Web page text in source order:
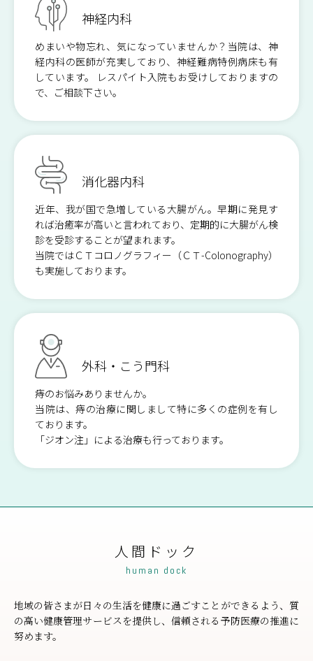
眼 科
放射線科 産婦人科
心療科
耳鼻咽喉科
訪問診療のご案内 薬剤部
診療放射線科 臨床検査科
臨床工学科 視能訓練科
リハビリテーション科
看護部
感染対策室
入院のご案内
医療相談 検査のご案内
人工透析のご案内
救急医療への取り組み
神経内科
めまいや物忘れ、気になっていませんか？当院は、神
経内科の医師が充実しており、神経難病特例病床も有
しています。 レスパイト入院もお受けしておりますの
で、ご相談下さい。​
消化器内科
近年、我が国で急増している大腸がん。早期に発見す
れば治癒率が高いと言われており、定期的に大腸がん検
診を受診することが望まれます。
当院ではＣＴコロノグラフィー（ＣＴ-Colonography）
も実施しております。
外科・こう門科
痔のお悩みありませんか。
当院は、痔の治療に関しまして特に多くの症例を有し
ております。
「ジオン注」による治療も行っております。
人間ドック
human dock
地域の皆さまが日々の生活を健康に過ごすことができるよう、質
の高い健康管理サービスを提供し、信頼される予防医療の推進に
努めます。